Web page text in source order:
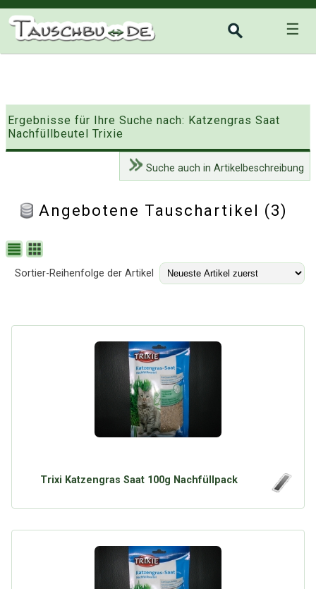
☰
Ergebnisse für Ihre Suche nach: Katzengras Saat
Nachfüllbeutel Trixie
Suche auch in Artikelbeschreibung
Angebotene Tauschartikel (3)
Sortier-Reihenfolge der Artikel
Trixi Katzengras Saat 100g Nachfüllpack